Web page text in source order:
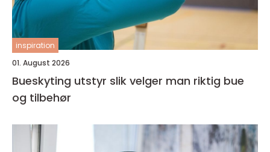
inspiration
01. August 2026
Bueskyting utstyr slik velger man riktig bue
og tilbehør